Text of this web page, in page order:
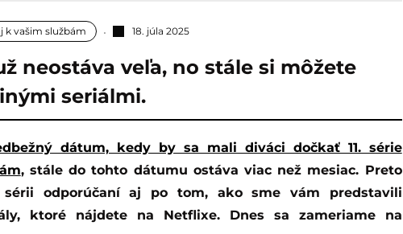
k vašim službám 18. júla 2025
neostáva veľa, no stále si môžete
seriálmi.
dátum, kedy by sa mali diváci dočkať 11. série
, stále do tohto dátumu ostáva viac než mesiac. Preto
sérii odporúčaní aj po tom, ako sme vám predstavili
ktoré nájdete na Netflixe. Dnes sa zameriame na